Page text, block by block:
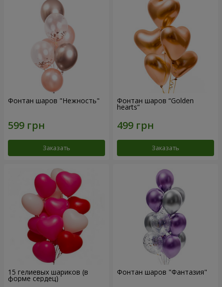
Фонтан шаров "Нежность"
Заказать
Фонтан шаров “Golden
hearts”
Заказать
15 гелиевых шариков (в
форме сердец)
Фонтан шаров "Фантазия"